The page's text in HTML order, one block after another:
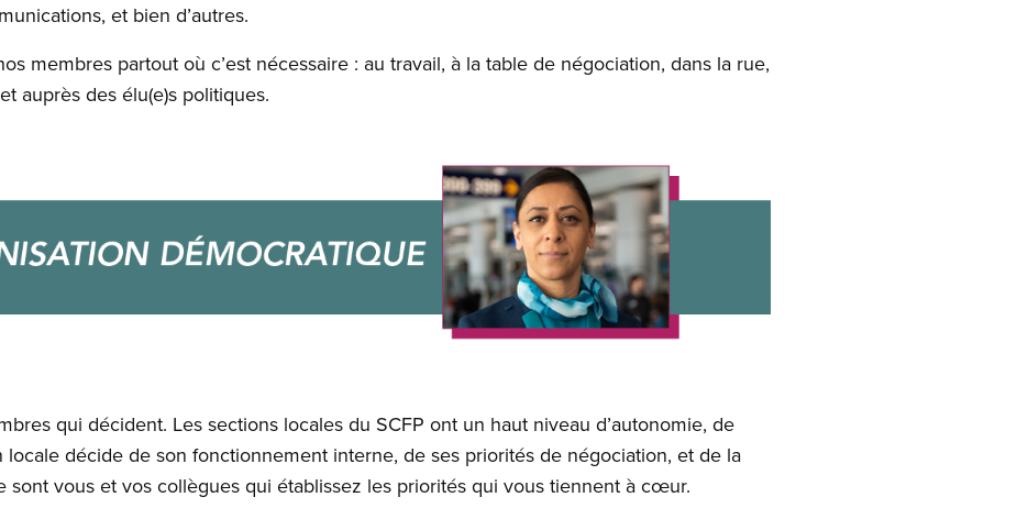
et bien d’autres.
membres partout où c’est nécessaire : au travail, à la table de négociation, dans la rue,
auprès des élu(e)s politiques.
qui décident. Les sections locales du SCFP ont un haut niveau d’autonomie, de
décide de son fonctionnement interne, de ses priorités de négociation, et de la
sont vous et vos collègues qui établissez les priorités qui vous tiennent à cœur.